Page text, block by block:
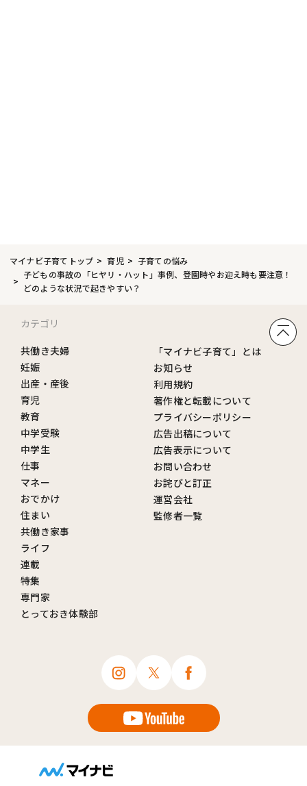
マイナビ子育てトップ 育児
子育ての悩み
子どもの事故の「ヒヤリ・ハット」事例、登園時やお迎え時も要注意！
どのような状況で起きやすい？
カテゴリ
共働き夫婦
妊娠
出産・産後
育児
教育
中学受験
中学生
仕事
マネー
おでかけ
住まい
共働き家事
ライフ
連載
特集
専門家
とっておき体験部
「マイナビ子育て」とは
お知らせ
利用規約
著作権と転載について
プライバシーポリシー
広告出稿について
広告表示について
お問い合わせ
お詫びと訂正
運営会社
監修者一覧